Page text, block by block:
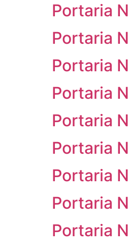
Portaria
Portaria
Portaria
Portaria
Portaria
Portaria
Portaria
Portaria
Portaria